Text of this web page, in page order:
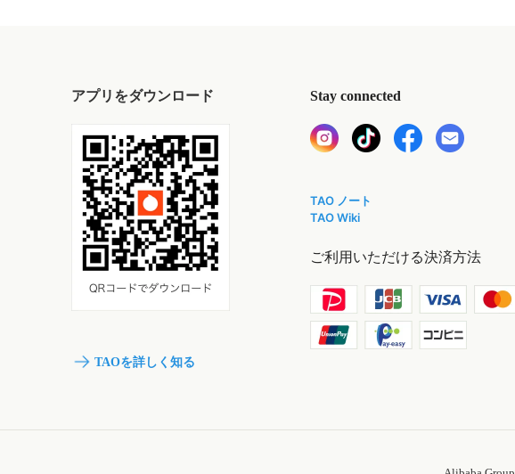
アプリをダウンロード
TAOを詳しく知る
Stay connected
TAO ノート
TAO Wiki
ご利用いただける決済方法